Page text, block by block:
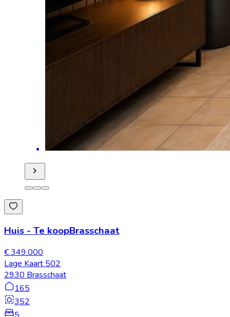
Huis - Te koopBrasschaat
€ 349.000
Lage Kaart 502
2930 Brasschaat
165
352